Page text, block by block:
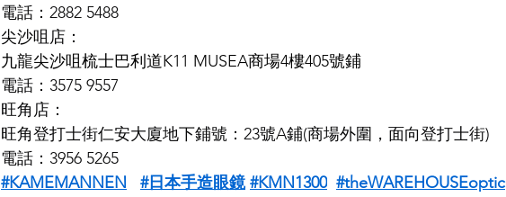
電話：2882 5488
尖沙咀店：
九龍尖沙咀梳士巴利道K11 MUSEA商場4樓405號鋪
電話：3575 9557
旺角店：
旺角登打士街仁安大廈地下鋪號：23號A鋪(商場外圍，面向登打士街)
電話：3956 5265
#KAMEMANNEN
#日本手造眼鏡 #KMN1300 #theWAREHOUSEoptic